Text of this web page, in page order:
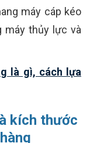
máy cáp kéo
máy thủy lực và
là gì, cách lựa
kích thước